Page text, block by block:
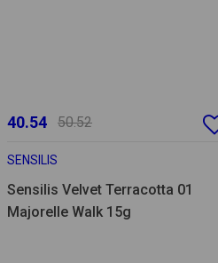
40.54 50.52
SENSILIS
Sensilis Velvet Terracotta 01
Majorelle Walk 15g